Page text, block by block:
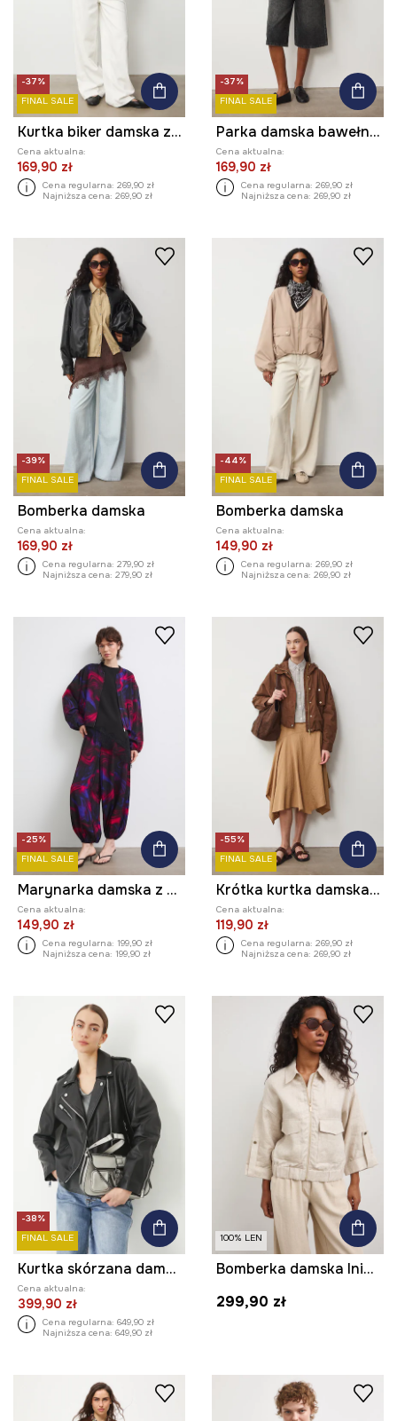
-37%
FINAL SALE
Kurtka biker damska z imitacji skóry
Cena aktualna:
169,90 zł
Cena regularna: 269,90 zł
Najniższa cena: 269,90 zł
-37%
FINAL SALE
Parka damska bawełniana
Cena aktualna:
169,90 zł
Cena regularna: 269,90 zł
Najniższa cena: 269,90 zł
-39%
FINAL SALE
Bomberka damska
Cena aktualna:
169,90 zł
Cena regularna: 279,90 zł
Najniższa cena: 279,90 zł
-44%
FINAL SALE
Bomberka damska
Cena aktualna:
149,90 zł
Cena regularna: 269,90 zł
Najniższa cena: 269,90 zł
-25%
FINAL SALE
Marynarka damska z wiskozą
Cena aktualna:
149,90 zł
Cena regularna: 199,90 zł
Najniższa cena: 199,90 zł
-55%
FINAL SALE
Krótka kurtka damska z bawełną
Cena aktualna:
119,90 zł
Cena regularna: 269,90 zł
Najniższa cena: 269,90 zł
-38%
FINAL SALE
Kurtka skórzana damska biker kolor czarny
Cena aktualna:
399,90 zł
Cena regularna: 649,90 zł
Najniższa cena: 649,90 zł
100% LEN
Bomberka damska lniana
299,90 zł